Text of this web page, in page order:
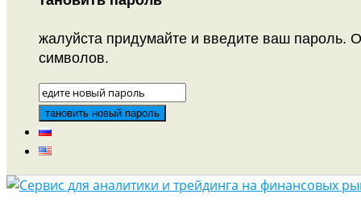
жалуйста придумайте и введите ваш пароль.
символов.